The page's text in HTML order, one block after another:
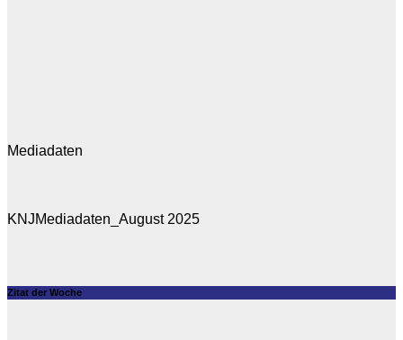
Mediadaten
KNJMediadaten_August 2025
Zitat der Woche